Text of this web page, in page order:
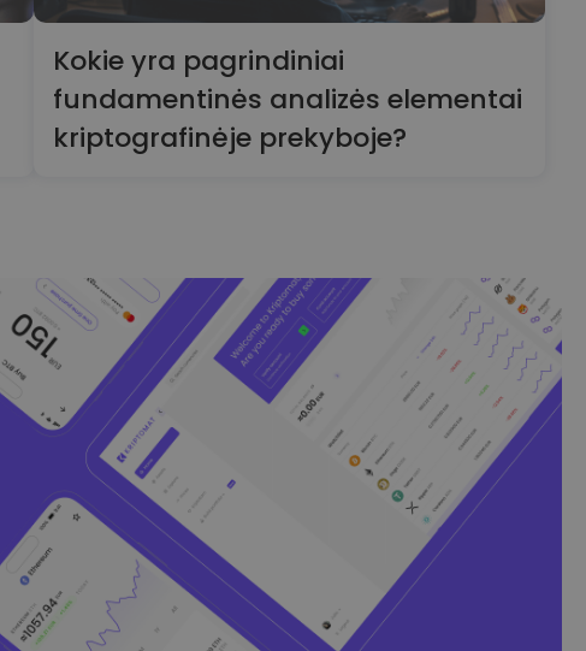
Kokie yra pagrindiniai
fundamentinės analizės elementai
kriptografinėje prekyboje?